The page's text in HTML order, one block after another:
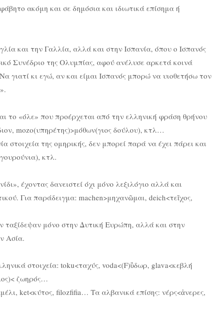
ακόμη και σε δημόσια και ιδιωτικά επίσημα ή
και την Γαλλία, αλλά και στην Ισπανία, όπου ο Ισπανός
Συνέδριο της Ολυμπίας, αφού ανέλυσε αρκετά κοινά
γιατί κι εγώ, αν και είμαι Ισπανός μπορώ να υιοθετήσω τον
το «όλε» που προέρχεται από την ελληνική φράση θρήνου
mozo(υπηρέτης)>μόθων(γιος δούλου), κτλ…
στοιχεία της ομηρικής, δεν μπορεί παρά να έχει πάρει και
κτλ.
έχοντας δανειστεί όχι μόνο λεξιλόγιο αλλά και
Για παράδειγμα: machen>μηχανῶμαι, deich<τεῖχος,
ταξίδεψαν μόνο στην Δυτική Ευρώπη, αλλά και στην
Ασία.
στοιχεία: toku<ταχύς, voda<(F)ὓδωρ, glava<κεβλή
ζωηρός…
ket<κύτος, filozfifia… Τα αλβανικά επίσης: νέρς<ἀνερες,